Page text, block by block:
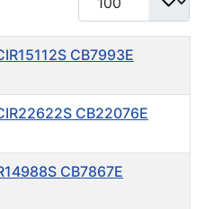
CB7993E
CB22076E
CB7867E